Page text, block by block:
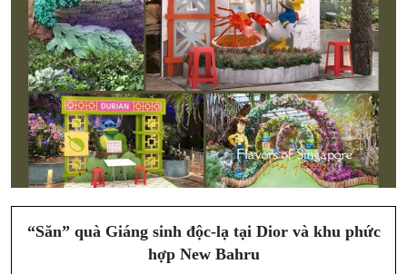
“Săn” quà Giáng sinh độc-lạ tại Dior và khu phức
hợp New Bahru